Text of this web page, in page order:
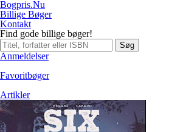
Bogpris.Nu
Billige Bøger
Kontakt
Find gode billige bøger!
Søg
Anmeldelser
Favoritbøger
Artikler